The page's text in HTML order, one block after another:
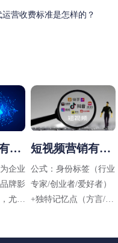
营收费标准是怎样的？
哪
企业
牌影
尤其
短视频营销有哪
些技巧
公式：身份标签（行业
专家/创业者/爱好者）
+独特记忆点（方言/标